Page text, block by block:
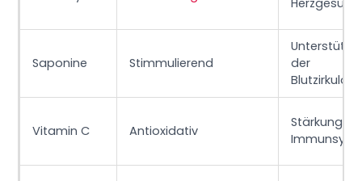
Saponine Stimmulierend
der
Vitamin C Antioxidativ
Stärkung